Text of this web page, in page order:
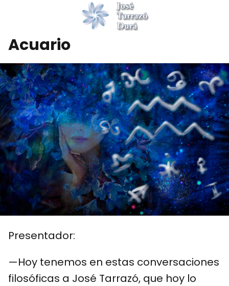
Acuario
Presentador:
—Hoy tenemos en estas conversaciones
filosóficas a José Tarrazó, que hoy lo